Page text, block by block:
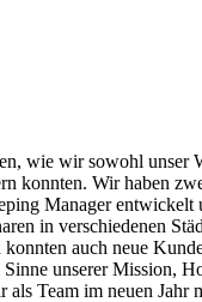
wie wir sowohl unser
konnten. Wir haben
Manager entwickelt
in verschiedenen
auch neue
unserer Mission,
Team im neuen Jahr